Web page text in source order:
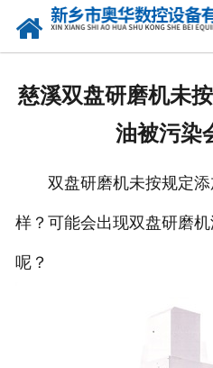
慈溪双盘研磨机未
油被污染
双盘研磨机未按规定添
样？可能会出现双盘研磨
呢？